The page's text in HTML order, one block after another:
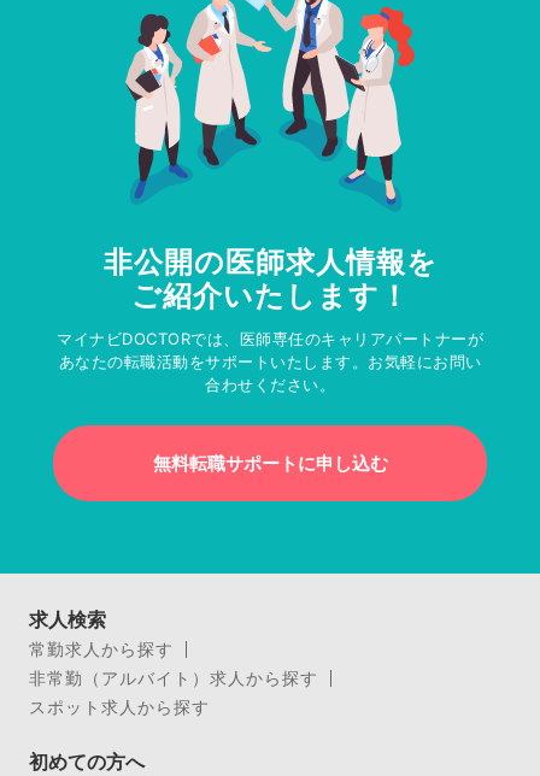
非公開の医師求人情報を
ご紹介いたします！
マイナビDOCTORでは、医師専任のキャリアパートナーが
あなたの転職活動をサポートいたします。お気軽にお問い
合わせください。
無料転職サポートに申し込む
求人検索
常勤求人から探す
非常勤（アルバイト）求人から探す
スポット求人から探す
初めての方へ